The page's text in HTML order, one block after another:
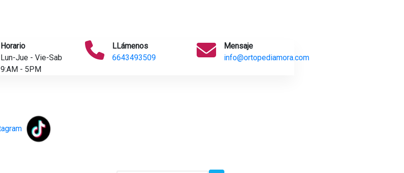
Horario
Lun-Jue - Vie-Sab
9:AM - 5PM
LLámenos
6643493509
Mensaje
info@ortopediamora.com